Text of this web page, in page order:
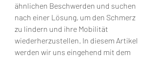
ähnlichen Beschwerden und suchen
nach einer Lösung, um den Schmerz
zu lindern und ihre Mobilität
wiederherzustellen. In diesem Artikel
werden wir uns eingehend mit dem